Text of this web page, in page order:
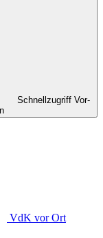
Schnellzugriff Vor-
VdK vor Ort